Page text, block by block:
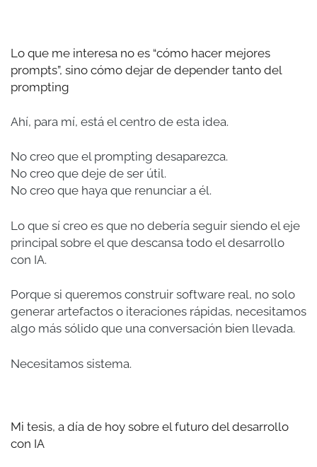
Lo que me interesa no es “cómo hacer mejores
prompts”, sino cómo dejar de depender tanto del
prompting
Ahí, para mí, está el centro de esta idea.
No creo que el prompting desaparezca.
No creo que deje de ser útil.
No creo que haya que renunciar a él.
Lo que sí creo es que no debería seguir siendo el eje
principal sobre el que descansa todo el desarrollo
con IA.
Porque si queremos construir software real, no solo
generar artefactos o iteraciones rápidas, necesitamos
algo más sólido que una conversación bien llevada.
Necesitamos sistema.
Mi tesis, a día de hoy sobre el futuro del desarrollo
con IA